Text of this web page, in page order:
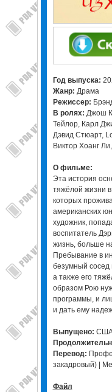
Год выпуска:
Жанр: Драма
Режиссер:
В ролях: Джош
Тейлор, Карл
Дэвид Стюарт,
Виктор Хоанг
О фильме:
Эта история
тяжёлой жизни
которых
американских
художник,
воспитатель
жизнь, больше
Пребывание в
безумный сосед
а также его
образом Рою
программы, и
и дать ему
Выпущено:
Перевод:
закадровый) |
Файл